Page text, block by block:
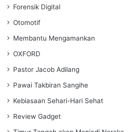
Forensik Digital
Otomotif
Membantu Mengamankan
OXFORD
Pastor Jacob Adilang
Pawai Takbiran Sangihe
Kebiasaan Sehari-Hari Sehat
Review Gadget